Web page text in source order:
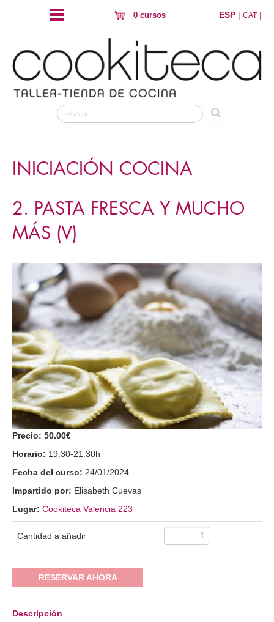
0 cursos ESP | CAT |
INICIACIÓN COCINA
2. PASTA FRESCA Y MUCHO
MÁS (V)
Precio: 50.00€
Horario: 19:30-21:30h
Fecha del curso: 24/01/2024
Impartido por: Elisabeth Cuevas
Lugar: Cookiteca Valencia 223
Cantidad a añadir
RESERVAR AHORA
Descripción